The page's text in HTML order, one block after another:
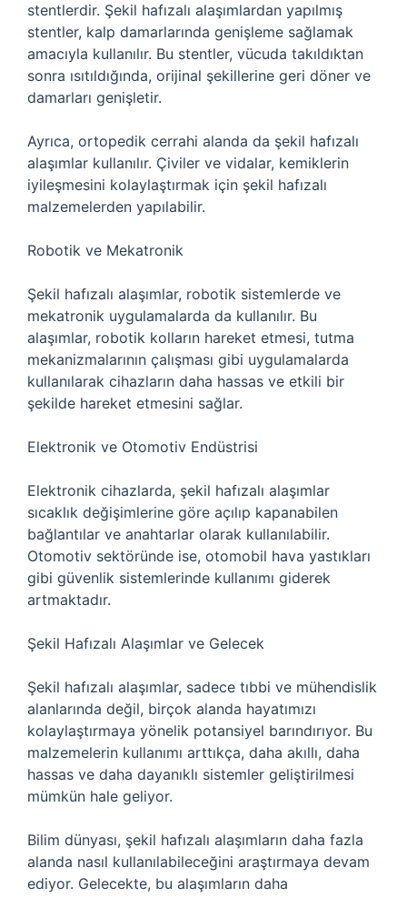
stentlerdir. Şekil hafızalı alaşımlardan yapılmış
stentler, kalp damarlarında genişleme sağlamak
amacıyla kullanılır. Bu stentler, vücuda takıldıktan
sonra ısıtıldığında, orijinal şekillerine geri döner ve
damarları genişletir.
Ayrıca, ortopedik cerrahi alanda da şekil hafızalı
alaşımlar kullanılır. Çiviler ve vidalar, kemiklerin
iyileşmesini kolaylaştırmak için şekil hafızalı
malzemelerden yapılabilir.
Robotik ve Mekatronik
Şekil hafızalı alaşımlar, robotik sistemlerde ve
mekatronik uygulamalarda da kullanılır. Bu
alaşımlar, robotik kolların hareket etmesi, tutma
mekanizmalarının çalışması gibi uygulamalarda
kullanılarak cihazların daha hassas ve etkili bir
şekilde hareket etmesini sağlar.
Elektronik ve Otomotiv Endüstrisi
Elektronik cihazlarda, şekil hafızalı alaşımlar
sıcaklık değişimlerine göre açılıp kapanabilen
bağlantılar ve anahtarlar olarak kullanılabilir.
Otomotiv sektöründe ise, otomobil hava yastıkları
gibi güvenlik sistemlerinde kullanımı giderek
artmaktadır.
Şekil Hafızalı Alaşımlar ve Gelecek
Şekil hafızalı alaşımlar, sadece tıbbi ve mühendislik
alanlarında değil, birçok alanda hayatımızı
kolaylaştırmaya yönelik potansiyel barındırıyor. Bu
malzemelerin kullanımı arttıkça, daha akıllı, daha
hassas ve daha dayanıklı sistemler geliştirilmesi
mümkün hale geliyor.
Bilim dünyası, şekil hafızalı alaşımların daha fazla
alanda nasıl kullanılabileceğini araştırmaya devam
ediyor. Gelecekte, bu alaşımların daha